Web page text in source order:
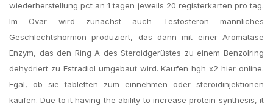
wiederherstellung pct an 1 tagen jeweils 20 registerkarten pro tag.
Im Ovar wird zunächst auch Testosteron männliches
Geschlechtshormon produziert, das dann mit einer Aromatase
Enzym, das den Ring A des Steroidgerüstes zu einem Benzolring
dehydriert zu Estradiol umgebaut wird. Kaufen hgh x2 hier online.
Egal, ob sie tabletten zum einnehmen oder steroidinjektionen
kaufen. Due to it having the ability to increase protein synthesis, it